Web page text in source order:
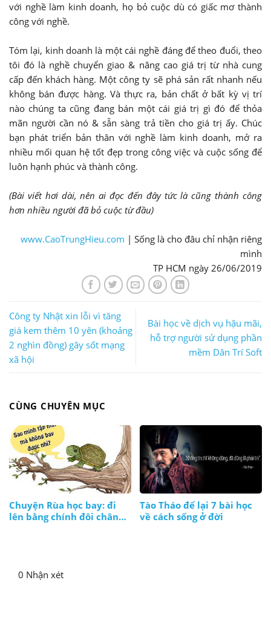
với nghề làm kinh doanh, họ bỏ cuộc dù có giấc mơ thành
công với nghề.
Tóm lại, kinh doanh là một cái nghề đáng để theo đuổi, theo
tôi đó là nghề chuyển giao & nâng cao giá trị từ nhà cung
cấp đến khách hàng. Một công ty sẽ phá sản rất nhanh nếu
không bán được hàng. Và thực ra, bản chất ở bất kỳ vị trí
nào chúng ta cũng đang bán một cái giá trị gì đó để thỏa
mãn người cần nó & sẵn sàng trả tiền cho giá trị ấy. Chúc
bạn phát triển bản thân với nghề làm kinh doanh, mở ra
nhiều mối quan hệ tốt đẹp trong công việc và cuộc sống để
luôn hạnh phúc và thành công.
(Bài viết hơi dài, nên ai đọc đến đây tức là cũng thành công
hơn nhiều người đã bỏ cuộc từ đầu)
www.CaoTrungHieu.com | Sống là cho đâu chỉ nhận riêng
mình
TP HCM ngày 26/06/2019
Công ty Nhật xin lỗi vì tăng
giá kem thêm 10 yên (khoảng
2 nghìn đồng) gây sốt mạng
xã hội
Bài học về dịch vụ hậu mãi,
hỗ trợ người sử dụng phần
mềm Dân Trí Soft
CÙNG CHUYÊN MỤC
Chuyện Rùa học bay: đi
lên bằng chính đôi chân
Tào Tháo để lại 7 bài học
về cách sống ở đời
0 Nhận xét